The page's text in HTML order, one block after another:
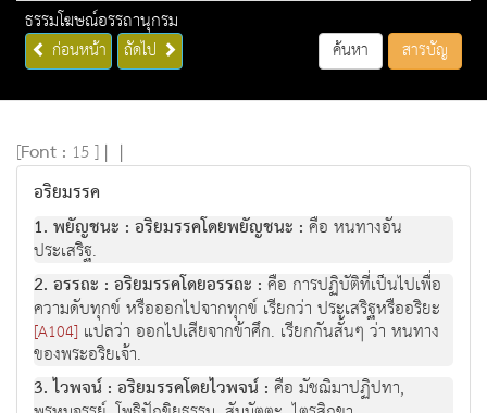
ธรรมโฆษณ์อรรถานุกรม
ก่อนหน้า ถัดไป ค้นหา สารบัญ
[Font : 15 ] | |
อริยมรรค
1. พยัญชนะ : อริยมรรคโดยพยัญชนะ : คือ หนทางอัน
ประเสริฐ.
2. อรรถะ : อริยมรรคโดยอรรถะ : คือ การปฏิบัติที่เป็นไปเพื่อ
ความดับทุกข์ หรือออกไปจากทุกข์ เรียกว่า ประเสริฐหรืออริยะ
[A104] แปลว่า ออกไปเสียจากข้าศึก. เรียกกันสั้นๆ ว่า หนทาง
ของพระอริยเจ้า.
3. ไวพจน์ : อริยมรรคโดยไวพจน์ : คือ มัชฌิมาปฏิปทา,